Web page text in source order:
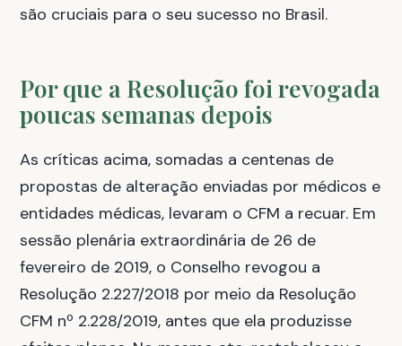
são cruciais para o seu sucesso no Brasil.
Por que a Resolução foi revogada
poucas semanas depois
As críticas acima, somadas a centenas de
propostas de alteração enviadas por médicos e
entidades médicas, levaram o CFM a recuar. Em
sessão plenária extraordinária de 26 de
fevereiro de 2019, o Conselho revogou a
Resolução 2.227/2018 por meio da Resolução
CFM nº 2.228/2019, antes que ela produzisse